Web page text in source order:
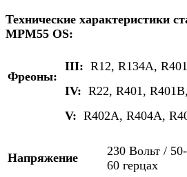
Технические характеристики
МРМ55 OS:
Фреоны:
III: R12, R134A,
IV: R22, R401,
V: R402A, R404A,
Напряжение
230 Вольт / 50-
60 герцах